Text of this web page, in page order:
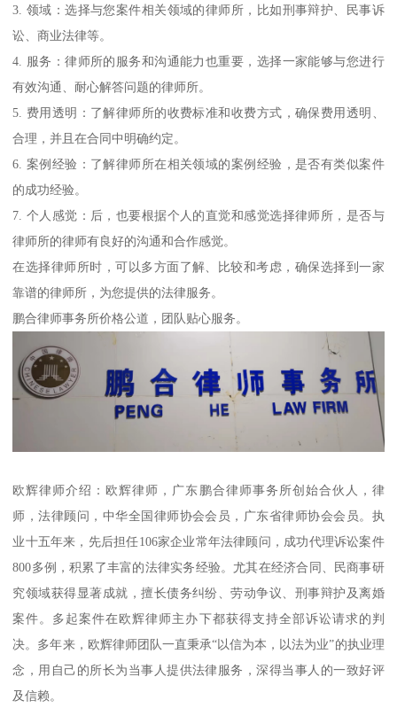
3. 领域：选择与您案件相关领域的律师所，比如刑事辩护、民事诉
讼、商业法律等。
4. 服务：律师所的服务和沟通能力也重要，选择一家能够与您进行
有效沟通、耐心解答问题的律师所。
5. 费用透明：了解律师所的收费标准和收费方式，确保费用透明、
合理，并且在合同中明确约定。
6. 案例经验：了解律师所在相关领域的案例经验，是否有类似案件
的成功经验。
7. 个人感觉：后，也要根据个人的直觉和感觉选择律师所，是否与
律师所的律师有良好的沟通和合作感觉。
在选择律师所时，可以多方面了解、比较和考虑，确保选择到一家
靠谱的律师所，为您提供的法律服务。
鹏合律师事务所价格公道，团队贴心服务。
欧辉律师介绍：欧辉律师，广东鹏合律师事务所创始合伙人，律
师，法律顾问，中华全国律师协会会员，广东省律师协会会员。执
业十五年来，先后担任106家企业常年法律顾问，成功代理诉讼案件
800多例，积累了丰富的法律实务经验。尤其在经济合同、民商事研
究领域获得显著成就，擅长债务纠纷、劳动争议、刑事辩护及离婚
案件。多起案件在欧辉律师主办下都获得支持全部诉讼请求的判
决。多年来，欧辉律师团队一直秉承“以信为本，以法为业”的执业理
念，用自己的所长为当事人提供法律服务，深得当事人的一致好评
及信赖。